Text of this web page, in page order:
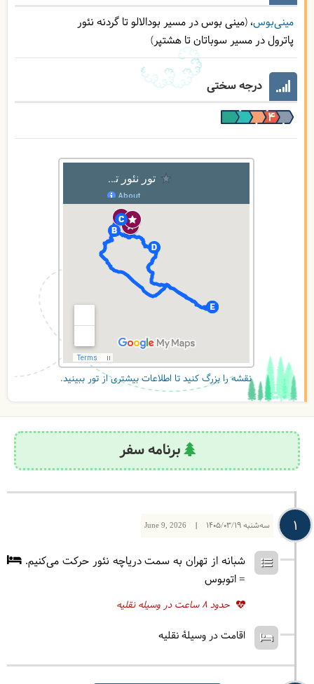
مینی‌بوس (مینی بوس در مسیر بودالالو تا گردنه نئور
پاترول در مسیر سوباتان تا هشتپر)
درجه سختی
نقشه را بزرگ کنید تا اطلاعات بیشتری از تور ببینید.
برنامه سفر
1 سه‌شنبه June 9, 2026 | 1405/03/19
شبانه از تهران به سمت دریاچه نئور حرکت می‌کنیم.
= اتوبوس
حدود 8 ساعت در وسیله نقلیه
اقامت در وسیلۀ نقلیه